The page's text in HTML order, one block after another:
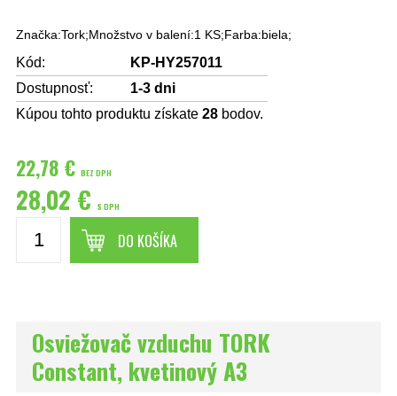
Značka:Tork;Množstvo v balení:1 KS;Farba:biela;
Kód:
KP-HY257011
Dostupnosť:
1-3 dni
Kúpou tohto produktu získate 28 bodov.
22,78 € BEZ DPH
28,02 € S DPH
DO KOŠÍKA
Osviežovač vzduchu TORK
Constant, kvetinový A3